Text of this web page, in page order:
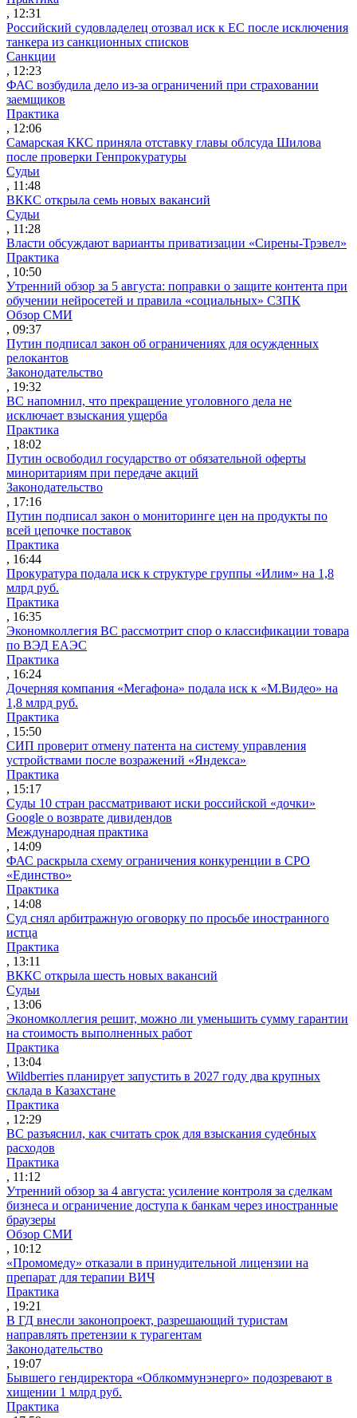
, 12:31
Российский судовладелец отозвал иск к ЕС после исключения
танкера из санкционных списков
Санкции
, 12:23
ФАС возбудила дело из-за ограничений при страховании
заемщиков
Практика
, 12:06
Самарская ККС приняла отставку главы облсуда Шилова
после проверки Генпрокуратуры
Судьи
, 11:48
ВККС открыла семь новых вакансий
Судьи
, 11:28
Власти обсуждают варианты приватизации «Сирены-Трэвел»
Практика
, 10:50
Утренний обзор за 5 августа: поправки о защите контента при
обучении нейросетей и правила «социальных» СЗПК
Обзор СМИ
, 09:37
Путин подписал закон об ограничениях для осужденных
релокантов
Законодательство
, 19:32
ВС напомнил, что прекращение уголовного дела не
исключает взыскания ущерба
Практика
, 18:02
Путин освободил государство от обязательной оферты
миноритариям при передаче акций
Законодательство
, 17:16
Путин подписал закон о мониторинге цен на продукты по
всей цепочке поставок
Практика
, 16:44
Прокуратура подала иск к структуре группы «Илим» на 1,8
млрд руб.
Практика
, 16:35
Экономколлегия ВС рассмотрит спор о классификации товара
по ВЭД ЕАЭС
Практика
, 16:24
Дочерняя компания «Мегафона» подала иск к «М.Видео» на
1,8 млрд руб.
Практика
, 15:50
СИП проверит отмену патента на систему управления
устройствами после возражений «Яндекса»
Практика
, 15:17
Суды 10 стран рассматривают иски российской «дочки»
Google о возврате дивидендов
Международная практика
, 14:09
ФАС раскрыла схему ограничения конкуренции в СРО
«Единство»
Практика
, 14:08
Суд снял арбитражную оговорку по просьбе иностранного
истца
Практика
, 13:11
ВККС открыла шесть новых вакансий
Судьи
, 13:06
Экономколлегия решит, можно ли уменьшить сумму гарантии
на стоимость выполненных работ
Практика
, 13:04
Wildberries планирует запустить в 2027 году два крупных
склада в Казахстане
Практика
, 12:29
ВС разъяснил, как считать срок для взыскания судебных
расходов
Практика
, 11:12
Утренний обзор за 4 августа: усиление контроля за сделкам
бизнеса и ограничение доступа к банкам через иностранные
браузеры
Обзор СМИ
, 10:12
«Промомеду» отказали в принудительной лицензии на
препарат для терапии ВИЧ
Практика
, 19:21
В ГД внесли законопроект, разрешающий туристам
направлять претензии к турагентам
Законодательство
, 19:07
Бывшего гендиректора «Облкоммунэнерго» подозревают в
хищении 1 млрд руб.
Практика